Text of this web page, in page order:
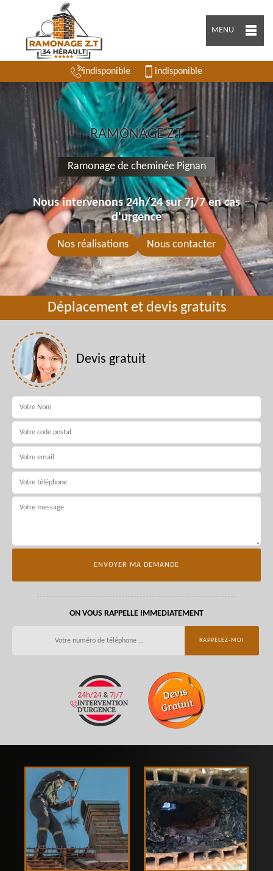
MENU
indisponible indisponible
RAMONAGE Z.T
Ramonage de cheminée Pignan
Nous intervenons 24h/24 sur 7j/7 en cas
d'urgence
Nos réalisations Nous contacter
Déplacement et devis gratuits
Devis gratuit
ON VOUS RAPPELLE IMMEDIATEMENT